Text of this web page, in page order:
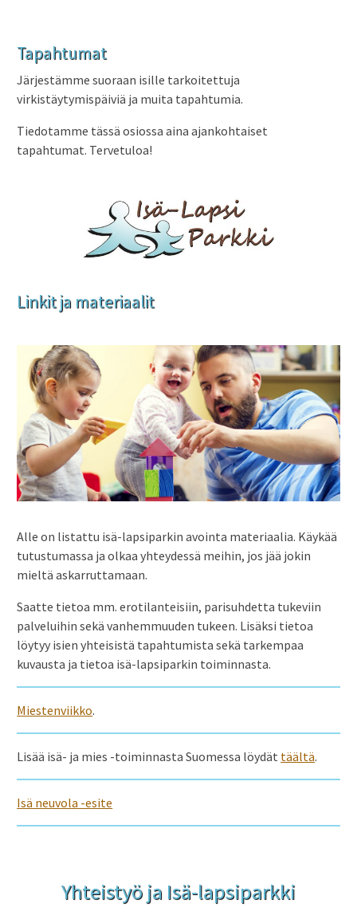
Tapahtumat
Järjestämme suoraan isille tarkoitettuja
virkistäytymispäiviä ja muita tapahtumia.
Tiedotamme tässä osiossa aina ajankohtaiset
tapahtumat. Tervetuloa!
Linkit ja materiaalit
Alle on listattu isä-lapsiparkin avointa materiaalia. Käykää
tutustumassa ja olkaa yhteydessä meihin, jos jää jokin
mieltä askarruttamaan.
Saatte tietoa mm. erotilanteisiin, parisuhdetta tukeviin
palveluihin sekä vanhemmuuden tukeen. Lisäksi tietoa
löytyy isien yhteisistä tapahtumista sekä tarkempaa
kuvausta ja tietoa isä-lapsiparkin toiminnasta.
Miestenviikko.
Lisää isä- ja mies -toiminnasta Suomessa löydät täältä.
Isä neuvola -esite
Yhteistyö ja Isä-lapsiparkki